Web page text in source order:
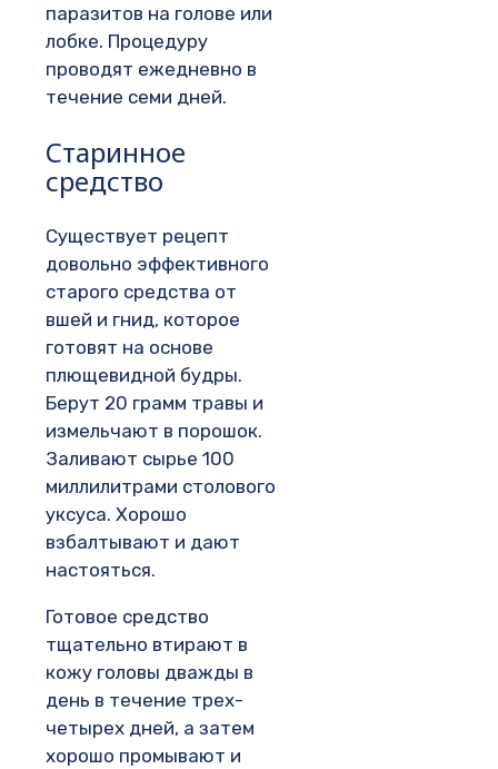
паразитов на голове или
лобке. Процедуру
проводят ежедневно в
течение семи дней.
Старинное
средство
Существует рецепт
довольно эффективного
старого средства от
вшей и гнид, которое
готовят на основе
плющевидной будры.
Берут 20 грамм травы и
измельчают в порошок.
Заливают сырье 100
миллилитрами столового
уксуса. Хорошо
взбалтывают и дают
настояться.
Готовое средство
тщательно втирают в
кожу головы дважды в
день в течение трех-
четырех дней, а затем
хорошо промывают и